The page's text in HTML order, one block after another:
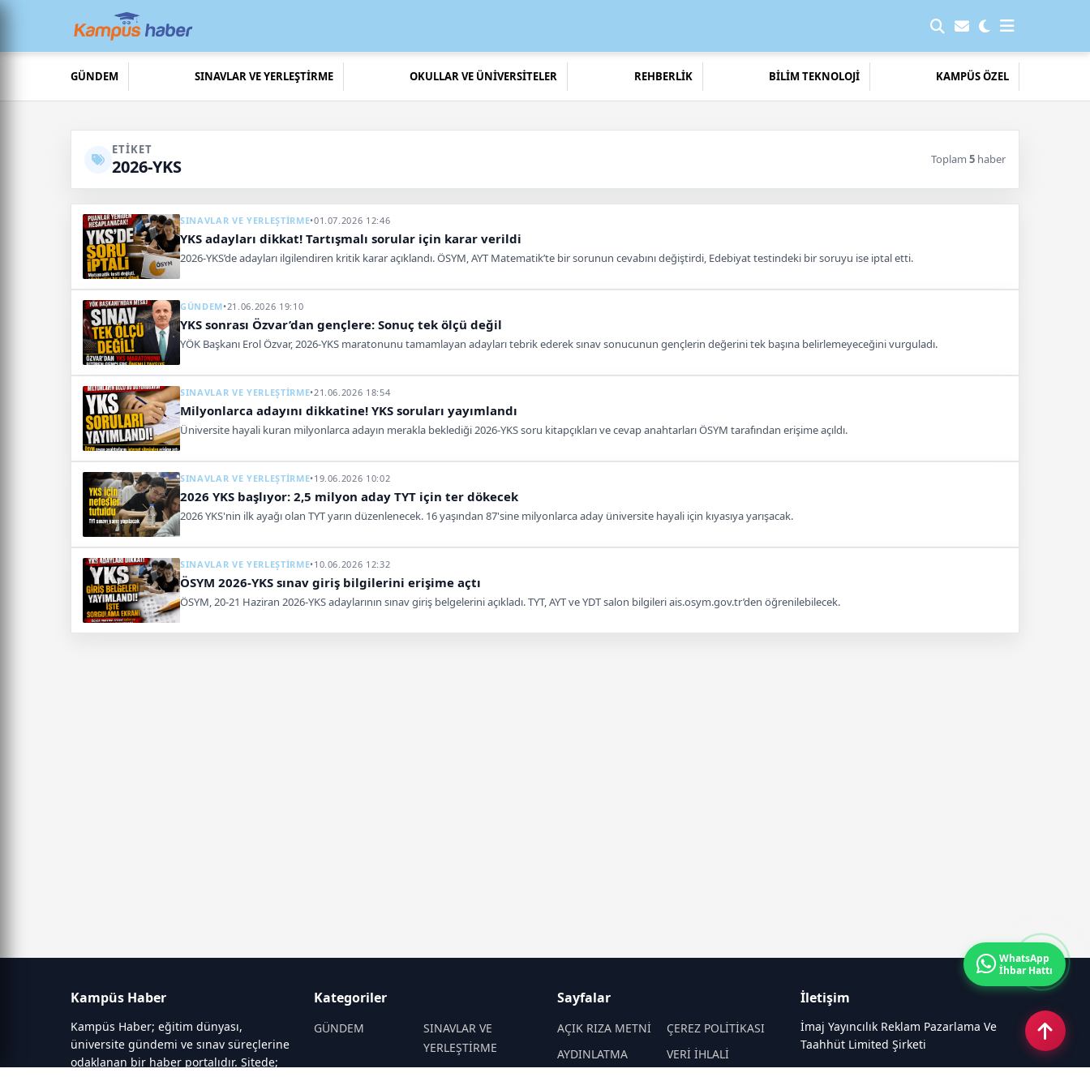
GÜNDEM SINAVLAR VE YERLEŞTİRME OKULLAR VE ÜNİVERSİTELER REHBERLİK BİLİM TEKNOLOJİ KAMPÜS ÖZEL
ETIKET
2026-YKS Toplam 5 haber
SINAVLAR VE YERLEŞTİRME•01.07.2026 12:46
YKS adayları dikkat! Tartışmalı sorular için karar verildi
2026-YKS’de adayları ilgilendiren kritik karar açıklandı. ÖSYM, AYT Matematik’te bir sorunun cevabını değiştirdi, Edebiyat testindeki bir soruyu ise iptal etti.
GÜNDEM•21.06.2026 19:10
YKS sonrası Özvar’dan gençlere: Sonuç tek ölçü değil
YÖK Başkanı Erol Özvar, 2026-YKS maratonunu tamamlayan adayları tebrik ederek sınav sonucunun gençlerin değerini tek başına belirlemeyeceğini vurguladı.
SINAVLAR VE YERLEŞTİRME•21.06.2026 18:54
Milyonlarca adayını dikkatine! YKS soruları yayımlandı
Üniversite hayali kuran milyonlarca adayın merakla beklediği 2026-YKS soru kitapçıkları ve cevap anahtarları ÖSYM tarafından erişime açıldı.
SINAVLAR VE YERLEŞTİRME•19.06.2026 10:02
2026 YKS başlıyor: 2,5 milyon aday TYT için ter dökecek
2026 YKS'nin ilk ayağı olan TYT yarın düzenlenecek. 16 yaşından 87'sine milyonlarca aday üniversite hayali için kıyasıya yarışacak.
SINAVLAR VE YERLEŞTİRME•10.06.2026 12:32
ÖSYM 2026-YKS sınav giriş bilgilerini erişime açtı
ÖSYM, 20-21 Haziran 2026-YKS adaylarının sınav giriş belgelerini açıkladı. TYT, AYT ve YDT salon bilgileri ais.osym.gov.tr’den öğrenilebilecek.
Kampüs Haber
Kampüs Haber; eğitim dünyası,
üniversite gündemi ve sınav süreçlerine
odaklanan bir haber portalıdır. Sitede;
Kategoriler
GÜNDEM
SINAVLAR VE
YERLEŞTİRME
Sayfalar
AÇIK RIZA METNİ
ÇEREZ POLİTİKASI
AYDINLATMA
VERİ İHLALİ
İletişim
İmaj Yayıncılık Reklam Pazarlama Ve
Taahhüt Limited Şirketi
WhatsApp
İhbar Hattı